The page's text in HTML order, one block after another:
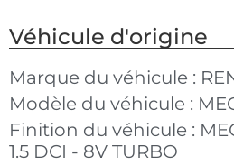
Véhicule d'origine
Marque du véhicule :
Modèle du véhicule :
Finition du véhicule :
1.5 DCI - 8V TURBO